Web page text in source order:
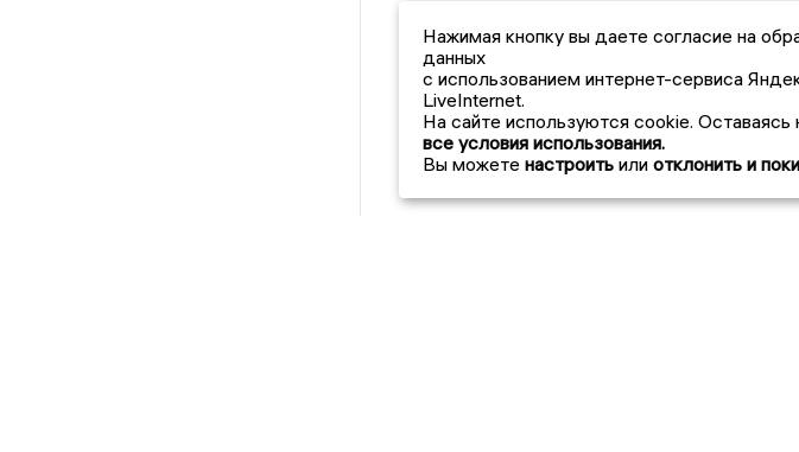
Нажимая кнопку вы даете согласие на
данных
с использованием интернет-сервиса
LiveInternet.
На сайте используются cookie. Оставаясь
все условия использования.
Вы можете настроить или отклонить и